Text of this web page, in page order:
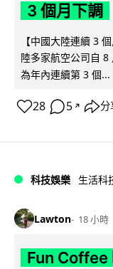
3 個月下調
【中國大陸連續 3
陸多家航空公司自 8
為年內連續第 3 個...
28 5 ↗ 分
科技娛樂 生活科
Lawton 18 小時
Fun Coffee